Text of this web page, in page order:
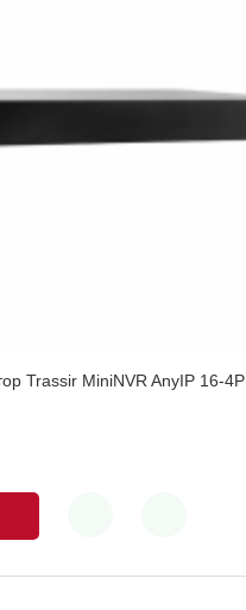
Trassir MiniNVR AnyIP 16-4P